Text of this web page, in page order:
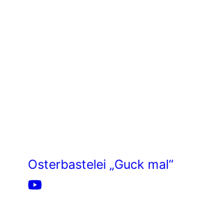
Osterbastelei „Guck mal“